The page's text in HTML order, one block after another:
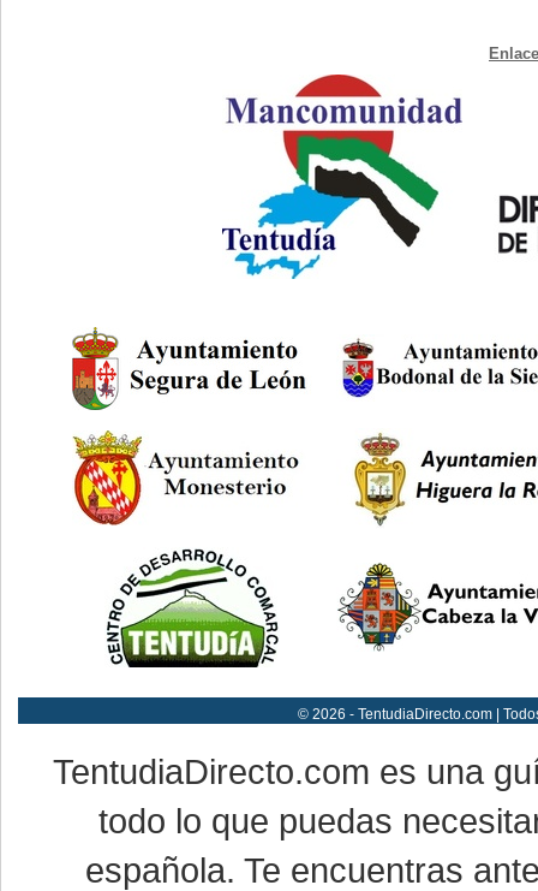
© 2026 - TentudiaDirecto.com |
TentudiaDirecto.com es una
todo lo que puedas
española. Te encuentras